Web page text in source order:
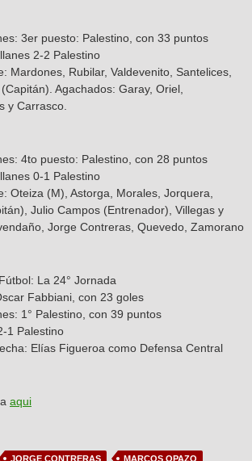
3er puesto: Palestino, con 33 puntos
2-2 Palestino
Mardones, Rubilar, Valdevenito, Santelices,
Agachados: Garay, Oriel,
y Carrasco.
4to puesto: Palestino, con 28 puntos
0-1 Palestino
Oteiza (M), Astorga, Morales, Jorquera,
Julio Campos (Entrenador), Villegas y
Jorge Contreras, Quevedo, Zamorano
La 24° Jornada
Fabbiani, con 23 goles
1° Palestino, con 39 puntos
1 Palestino
Elías Figueroa como Defensa Central
aqui
JORGE CONTRERAS MARCOS OPAZO